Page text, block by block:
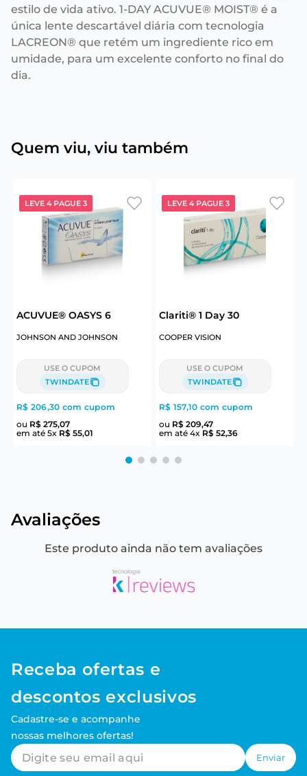
estilo de vida ativo. 1-DAY ACUVUE® MOIST® é a
única lente descartável diária com tecnologia
LACREON® que retém um ingrediente rico em
umidade, para um excelente conforto no final do
dia.
Quem viu, viu também
LEVE 4 PAGUE 3
ACUVUE® OASYS 6
JOHNSON AND JOHNSON
USE O CUPOM
TWINDATE
R$ 206,30 com cupom
ou R$ 275,07
em até 5x R$ 55,01
LEVE 4 PAGUE 3
Clariti® 1 Day 30
COOPER VISION
USE O CUPOM
TWINDATE
R$ 157,10 com cupom
ou R$ 209,47
em até 4x R$ 52,36
Avaliações
Este produto ainda não tem avaliações
Receba ofertas e
descontos exclusivos
Cadastre-se e acompanhe
nossas melhores ofertas!
Enviar